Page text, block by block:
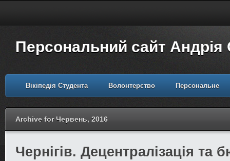
Персональний сайт Андрія
Вікіпедія Студента Волонтерство Персональне
Archive for Червень, 2016
Чернігів. Децентралізація та